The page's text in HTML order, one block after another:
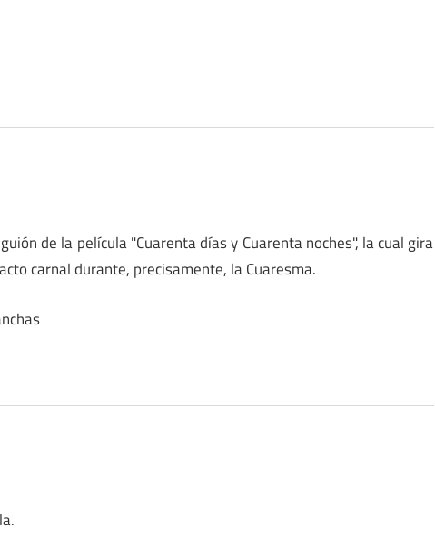
de la película "Cuarenta días y Cuarenta noches", la cual gira
carnal durante, precisamente, la Cuaresma.